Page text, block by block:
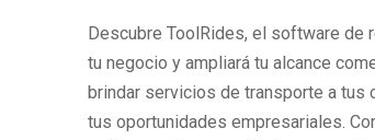
Descubre ToolRides, el software de
tu negocio y ampliará tu alcance
brindar servicios de transporte a tus
tus oportunidades empresariales.